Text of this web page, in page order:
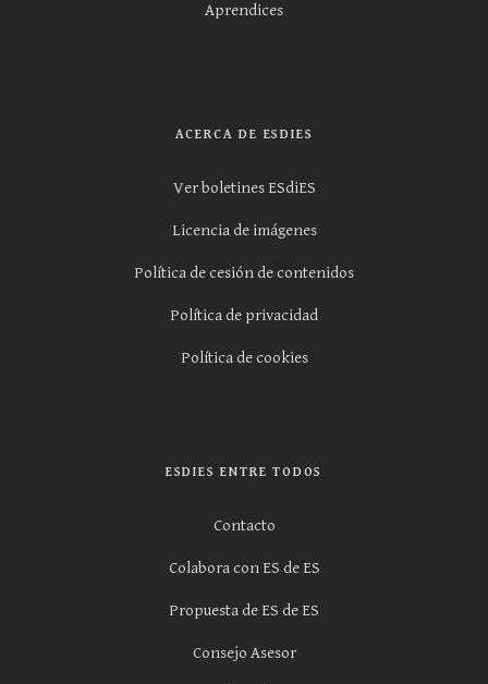
Aprendices
ACERCA DE ESDIES
Ver boletines ESdiES
Licencia de imágenes
Política de cesión de contenidos
Política de privacidad
Política de cookies
ESDIES ENTRE TODOS
Contacto
Colabora con ES de ES
Propuesta de ES de ES
Consejo Asesor